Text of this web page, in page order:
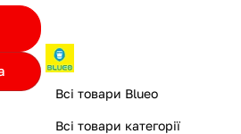
товару, невистачаючу суму
для внесення першої частини платежу
потреби)
Всі товари Blueo
Всі товари категорії